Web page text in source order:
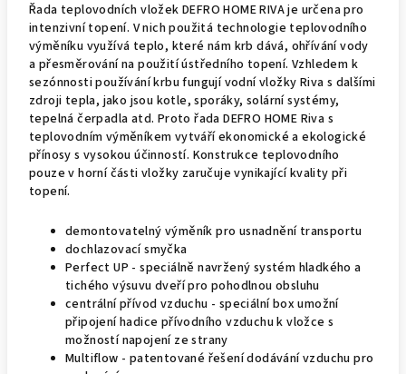
Řada teplovodních vložek DEFRO HOME RIVA je určena pro
intenzivní topení. V nich použitá technologie teplovodního
výměníku využívá teplo, které nám krb dává, ohřívání vody
a přesměrování na použití ústředního topení. Vzhledem k
sezónnosti používání krbu fungují vodní vložky Riva s dalšími
zdroji tepla, jako jsou kotle, sporáky, solární systémy,
tepelná čerpadla atd. Proto řada DEFRO HOME Riva s
teplovodním výměníkem vytváří ekonomické a ekologické
přínosy s vysokou účinností. Konstrukce teplovodního
pouze v horní části vložky zaručuje vynikající kvality při
topení.
demontovatelný výměník pro usnadnění transportu
dochlazovací smyčka
Perfect UP - speciálně navržený systém hladkého a
tichého výsuvu dveří pro pohodlnou obsluhu
centrální přívod vzduchu - speciální box umožní
připojení hadice přívodního vzduchu k vložce s
možností napojení ze strany
Multiflow - patentované řešení dodávání vzduchu pro